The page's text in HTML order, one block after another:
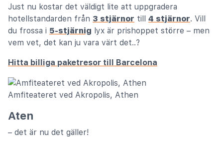
Just nu kostar det väldigt lite att uppgradera
hotellstandarden från 3 stjärnor till 4 stjärnor. Vill
du frossa i 5-stjärnig lyx är prishoppet större – men
vem vet, det kan ju vara värt det..?
Hitta billiga paketresor till Barcelona
Amfiteateret ved Akropolis, Athen
Aten
– det är nu det gäller!